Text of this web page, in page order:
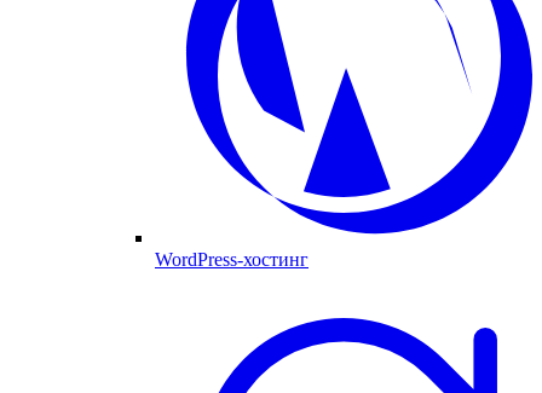
WordPress-хостинг